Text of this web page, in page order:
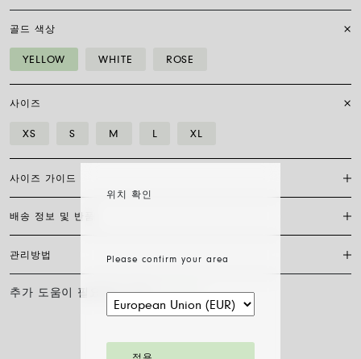
위치 확인
Please confirm your area
골드 색상
YELLOW WHITE ROSE
사이즈
XS S M L XL
사이즈 가이드
플렉시트 브레이슬릿은 특허받은 포페의 독점 제품으로, 18캐럿 금으로
완전히 제작되어 신축성이 있어 걸쇠가 필요하지 않습니다. 적합한 사이
각을 사용해 측정한 후 자로 길이를 재고 아래 표와 비교하세요.
사이즈 XS S M L XL
팔찌 직경은 최대 30%까지 확장 가능하며 유연성 덕분에 착용이 간편합
배송 정보 및 반품
FedEx를 통한 배송은 무료이며, 결제 완료일로부터 7~20일 이내에 배송
됩니다. 모든 주얼리는 FOPE 오리지널 패키지에 포장되어 발송됩니다.
주문 준비 소요 일수를 확인하려면 소재와 사이즈를 선택해 주세요.
주문 상품 수령 후 14영업일 이내에 구매한 주얼리의 반품을 요청하실
관리방법
FOPE 주얼리의 광택과 아름다움을 오래도록 유지하기 위해 화학 제품이
나 화장품과의 접촉을 피하시고, 취침 전이나 운동 전에는 귀걸이, 목걸
추가 도움이 필요하신가요?문의하기